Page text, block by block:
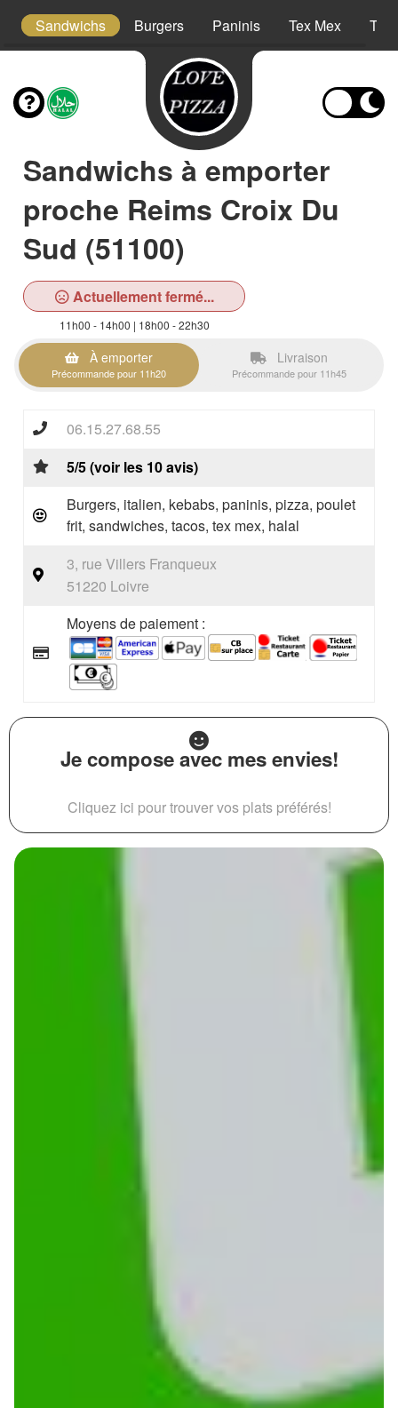
Sandwichs Burgers Paninis Tex Mex
Sandwichs à emporter
proche Reims Croix Du
Sud (51100)
Actuellement fermé...
11h00 - 14h00 | 18h00 - 22h30
À emporter
Précommande pour 11h20
Livraison
Précommande pour 11h45
06.15.27.68.55
5/5 (voir les 10 avis)
Burgers, italien, kebabs, paninis, pizza, poulet
frit, sandwiches, tacos, tex mex, halal
3, rue Villers Franqueux
51220 Loivre
Moyens de paiement :
Je compose avec mes envies!
Cliquez ici pour trouver vos plats préférés!